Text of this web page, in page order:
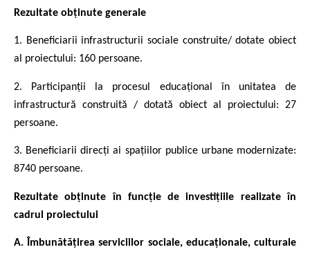
Rezultate obținute generale
1. Beneficiarii infrastructurii sociale construite/ dotate obiect
al proiectului: 160 persoane.
2. Participanții la procesul educațional în unitatea de
infrastructură construită / dotată obiect al proiectului: 27
persoane.
3. Beneficiarii direcți ai spațiilor publice urbane modernizate:
8740 persoane.
Rezultate obținute în funcție de investițiile realizate în
cadrul proiectului
A. Îmbunătățirea serviciilor sociale, educaționale, culturale